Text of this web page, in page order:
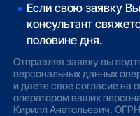
Если свою заявку
консультант
половине дня.
Отправляя заявку вы
персональных данных
и даете свое согласие на
оператором ваших
Кирилл Анатольевич.